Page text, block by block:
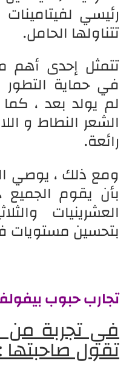
رئيسي لفيتامينات
تتناولها الحامل.
تتمثل إحدى أهم
في حماية التطور
لم يولد بعد ،
الشعر النطاط و
رائعة.
ومع ذلك ، يوصي
بأن يقوم
العشرينيات
بتحسين مستويات
تجارب حبوب
في تجربة من
تقول صاحبتها :